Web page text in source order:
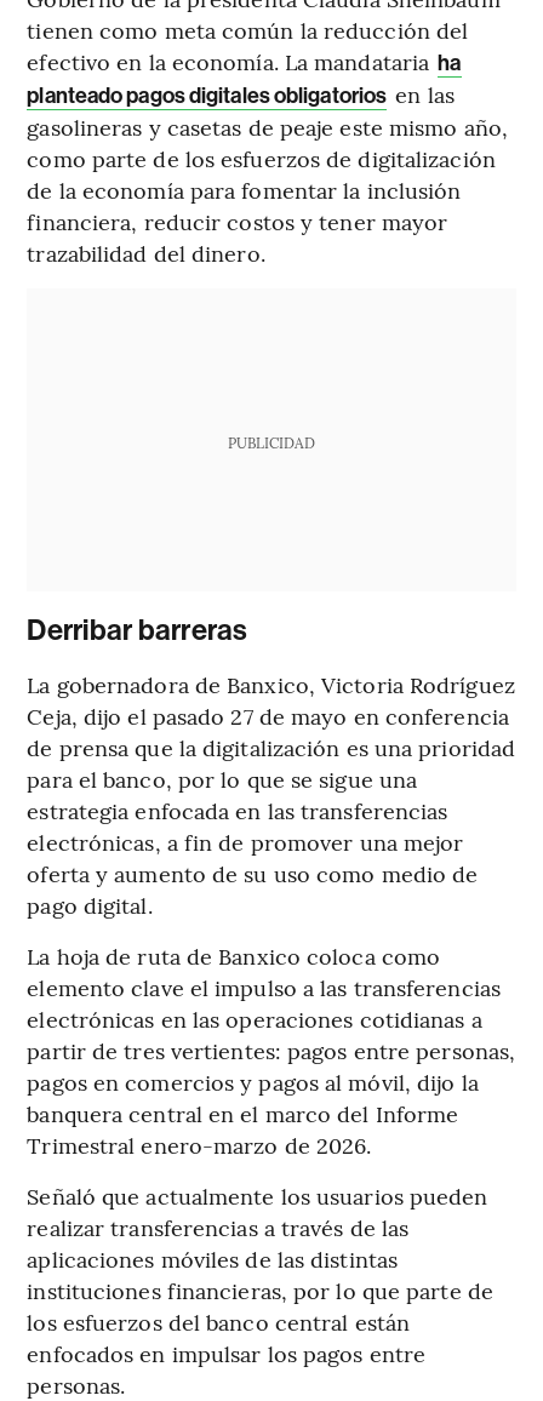
tienen como meta común la reducción del
efectivo en la economía. La mandataria ha
planteado pagos digitales obligatorios en las
gasolineras y casetas de peaje este mismo año,
como parte de los esfuerzos de digitalización
de la economía para fomentar la inclusión
financiera, reducir costos y tener mayor
trazabilidad del dinero.
PUBLICIDAD
Derribar barreras
La gobernadora de Banxico, Victoria Rodríguez
Ceja, dijo el pasado 27 de mayo en conferencia
de prensa que la digitalización es una prioridad
para el banco, por lo que se sigue una
estrategia enfocada en las transferencias
electrónicas, a fin de promover una mejor
oferta y aumento de su uso como medio de
pago digital.
La hoja de ruta de Banxico coloca como
elemento clave el impulso a las transferencias
electrónicas en las operaciones cotidianas a
partir de tres vertientes: pagos entre personas,
pagos en comercios y pagos al móvil, dijo la
banquera central en el marco del Informe
Trimestral enero-marzo de 2026.
Señaló que actualmente los usuarios pueden
realizar transferencias a través de las
aplicaciones móviles de las distintas
instituciones financieras, por lo que parte de
los esfuerzos del banco central están
enfocados en impulsar los pagos entre
personas.